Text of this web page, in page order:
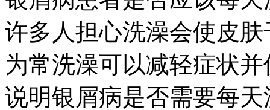
许多人担心洗澡会使皮
为常洗澡可以减轻症状
说明银屑病是否需要每